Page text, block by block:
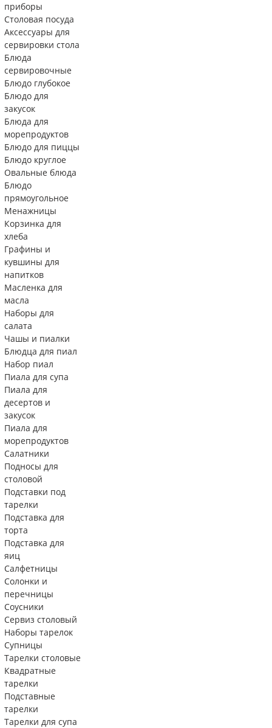
приборы
Столовая посуда
Аксессуары для
сервировки стола
Блюда
сервировочные
Блюдо глубокое
Блюдо для
закусок
Блюда для
морепродуктов
Блюдо для пиццы
Блюдо круглое
Овальные блюда
Блюдо
прямоугольное
Менажницы
Корзинка для
хлеба
Графины и
кувшины для
напитков
Масленка для
масла
Наборы для
салата
Чашы и пиалки
Блюдца для пиал
Набор пиал
Пиала для супа
Пиала для
десертов и
закусок
Пиала для
морепродуктов
Салатники
Подносы для
столовой
Подставки под
тарелки
Подставка для
торта
Подставка для
яиц
Салфетницы
Солонки и
перечницы
Соусники
Сервиз столовый
Наборы тарелок
Супницы
Тарелки столовые
Квадратные
тарелки
Подставные
тарелки
Тарелки для супа